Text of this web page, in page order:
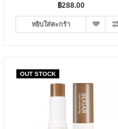
฿288.00
หยิบใส่ตะกร้า
OUT STOCK